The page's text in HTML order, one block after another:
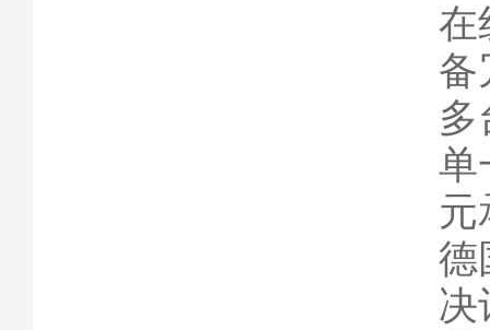
在
备
单
元
德
决